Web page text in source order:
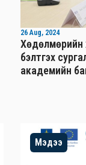
26 Aug, 2024
Хөдөлмөрийн
бэлтгэх
академийн
Мэдээ